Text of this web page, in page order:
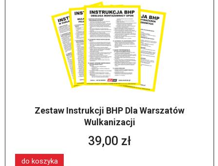
Zestaw Instrukcji BHP Dla Warszatów
Wulkanizacji
39,00 zł
do koszyka